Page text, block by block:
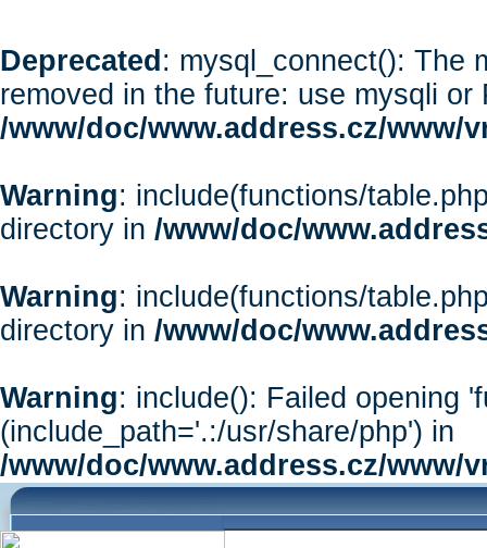
Deprecated : mysql_connect(): The
removed in the future: use mysqli or
/www/doc/www.address.cz/www/
Warning: include(functions/
directory in /www/doc/
Warning: include(functions/
directory in /www/doc/
Warning: include(): Failed opening
(include_path='.:/usr/share/php') in
/www/doc/www.address.cz/www/